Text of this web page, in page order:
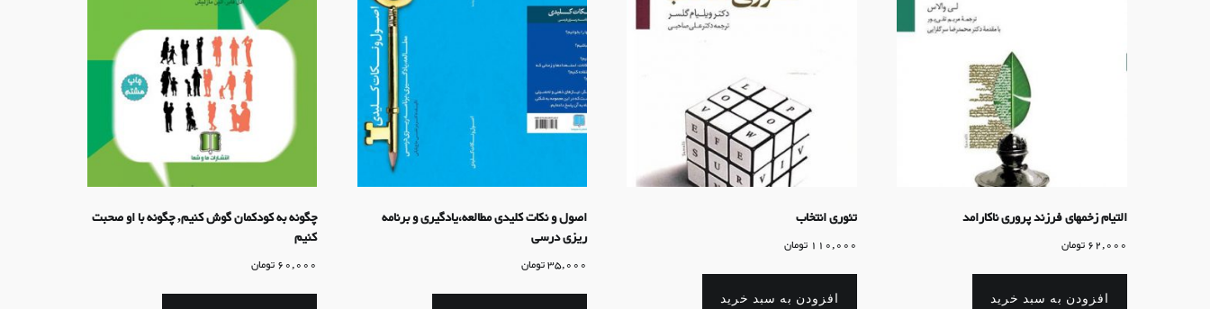
التیام زخمهای فرزند پروری ناکارامد
62,000تومان
افزودن به سبد خرید
تئوری انتخاب
110,000 تومان
افزودن به سبد خرید
اصول و نکات کلیدی مطالعه،یادگیری و برنامه
ریزی درسی
35,000تومان
چگونه به کودکمان گوش کنیم, چگونه با او صحبت
کنیم
60,000تومان